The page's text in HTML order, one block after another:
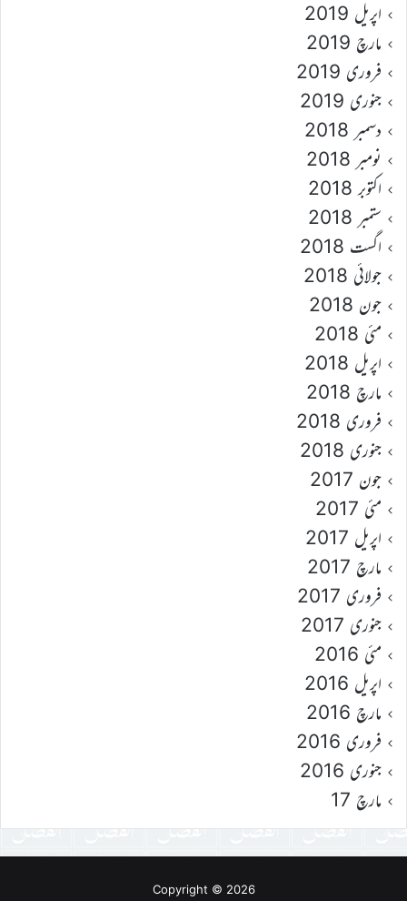
اپریل 2019
مارچ 2019
فروری 2019
جنوری 2019
دسمبر 2018
نومبر 2018
اکتوبر 2018
ستمبر 2018
اگست 2018
جولائی 2018
جون 2018
مئی 2018
اپریل 2018
مارچ 2018
فروری 2018
جنوری 2018
جون 2017
مئی 2017
اپریل 2017
مارچ 2017
فروری 2017
جنوری 2017
مئی 2016
اپریل 2016
مارچ 2016
فروری 2016
جنوری 2016
مارچ 17
Copyright © 2026